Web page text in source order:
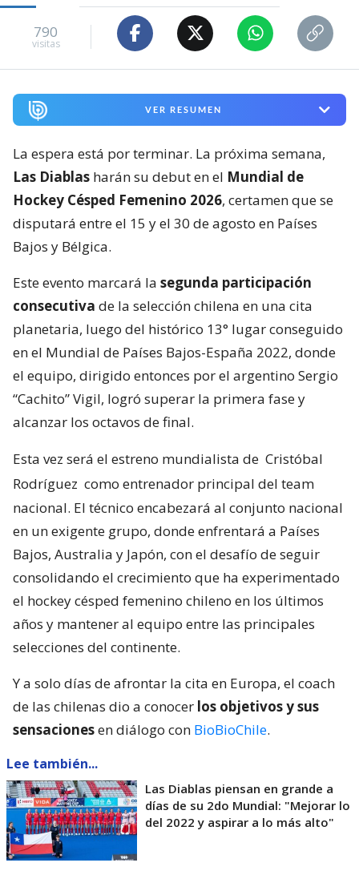
790
visitas
VER RESUMEN
La espera está por terminar. La próxima semana,
Las Diablas harán su debut en el Mundial de
Hockey Césped Femenino 2026, certamen que se
disputará entre el 15 y el 30 de agosto en Países
Bajos y Bélgica.
Este evento marcará la segunda participación
consecutiva de la selección chilena en una cita
planetaria, luego del histórico 13° lugar conseguido
en el Mundial de Países Bajos-España 2022, donde
el equipo, dirigido entonces por el argentino Sergio
“Cachito” Vigil, logró superar la primera fase y
alcanzar los octavos de final.
Esta vez será el estreno mundialista de Cristóbal
Rodríguez como entrenador principal del team
nacional. El técnico encabezará al conjunto nacional
en un exigente grupo, donde enfrentará a Países
Bajos, Australia y Japón, con el desafío de seguir
consolidando el crecimiento que ha experimentado
el hockey césped femenino chileno en los últimos
años y mantener al equipo entre las principales
selecciones del continente.
Y a solo días de afrontar la cita en Europa, el coach
de las chilenas dio a conocer los objetivos y sus
sensacionesen diálogo con BioBioChile.
Lee también...
Las Diablas piensan en grande a
días de su 2do Mundial: "Mejorar lo
del 2022 y aspirar a lo más alto"